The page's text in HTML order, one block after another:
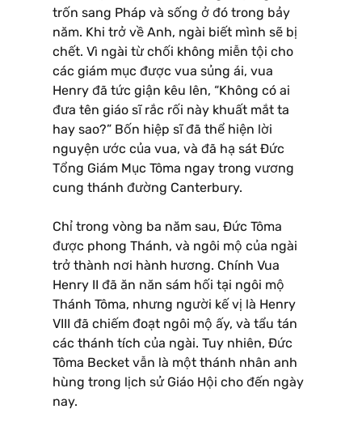
trốn sang Pháp và sống ở đó trong bảy
năm. Khi trở về Anh, ngài biết mình sẽ bị
chết. Vì ngài từ chối không miễn tội cho
các giám mục được vua sủng ái, vua
Henry đã tức giận kêu lên, “Không có ai
đưa tên giáo sĩ rắc rối này khuất mắt ta
hay sao?” Bốn hiệp sĩ đã thể hiện lời
nguyện ước của vua, và đã hạ sát Ðức
Tổng Giám Mục Tôma ngay trong vương
cung thánh đường Canterbury.
Chỉ trong vòng ba năm sau, Ðức Tôma
được phong Thánh, và ngôi mộ của ngài
trở thành nơi hành hương. Chính Vua
Henry II đã ăn năn sám hối tại ngôi mộ
Thánh Tôma, nhưng người kế vị là Henry
VIII đã chiếm đoạt ngôi mộ ấy, và tẩu tán
các thánh tích của ngài. Tuy nhiên, Ðức
Tôma Becket vẫn là một thánh nhân anh
hùng trong lịch sử Giáo Hội cho đến ngày
nay.